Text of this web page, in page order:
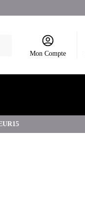
Mon Compte